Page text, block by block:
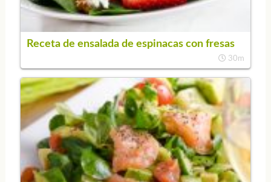
Receta de ensalada de espinacas con fresas
30m